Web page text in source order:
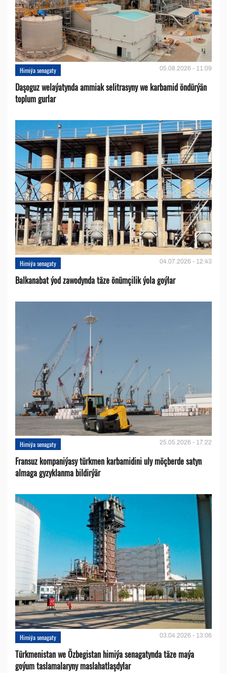
Himiýa senagaty 05.08.2026 - 11:09
Daşoguz welaýatynda ammiak selitrasyny we karbamid öndürýän
toplum gurlar
Himiýa senagaty 04.07.2026 - 12:43
Balkanabat ýod zawodynda täze önümçilik ýola goýlar
Himiýa senagaty 25.05.2026 - 17:22
Fransuz kompaniýasy türkmen karbamidini uly möçberde satyn
almaga gyzyklanma bildirýär
Himiýa senagaty 03.04.2026 - 13:06
Türkmenistan we Özbegistan himiýa senagatynda täze maýa
goýum taslamalaryny maslahatlaşdylar